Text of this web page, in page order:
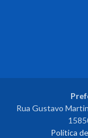
Rua Gustavo
Política